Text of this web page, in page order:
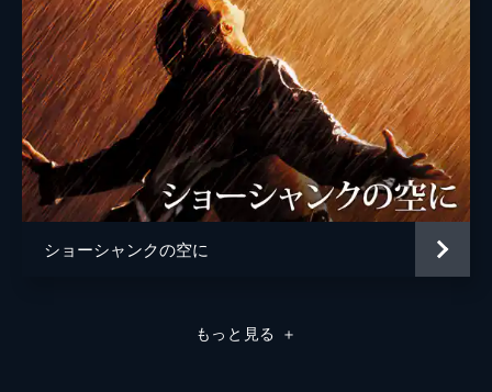
ショーシャンクの空に
もっと見る ＋